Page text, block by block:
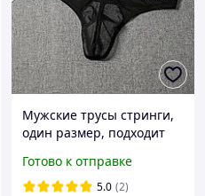
Мужские трусы стринги,
один размер, подходит
Готово к отправке
5.0 (2)